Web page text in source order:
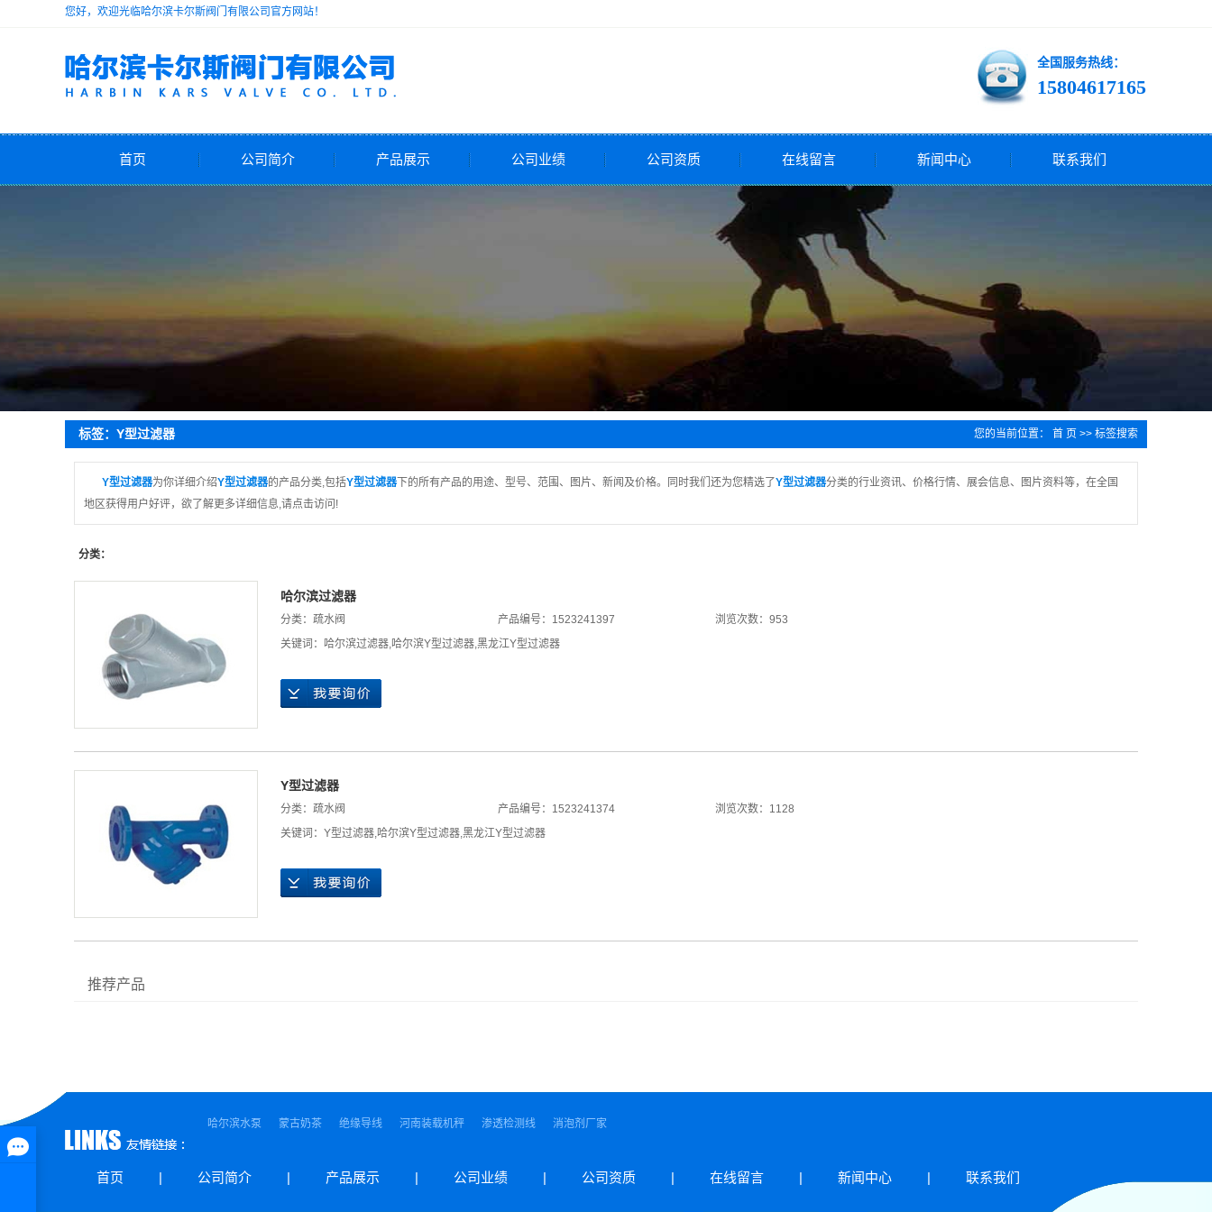
您好，欢迎光临哈尔滨卡尔斯阀门有限公司官方网站！
全国服务热线：
15804617165
首页 公司简介 产品展示
自力式调节阀
疏水阀
蝶阀
公司业绩 公司资质 在线留言 新闻中心 联系我们
标签：Y型过滤器 您的当前位置： 首 页 >> 标签搜索
Y型过滤器为你详细介绍Y型过滤器的产品分类,包括Y型过滤器 下的所有产品的用途、型号、范围、图片、新闻及价格。同时我们还为您精选了Y型过滤器分类的行业资讯、价格行情、展会信息、图片资料等，在全国
地区获得用户好评，欲了解更多详细信息,请点击访问!
分类：
哈尔滨过滤器
分类： 疏水阀 产品编号：1523241397
浏览次数：953
关键词： 哈尔滨过滤器,哈尔滨Y型过滤器,黑龙江Y型过滤器
Y型过滤器
分类： 疏水阀 产品编号：1523241374
浏览次数：1128
关键词： Y型过滤器,哈尔滨Y型过滤器,黑龙江Y型过滤器
推荐产品
哈尔滨水泵 蒙古奶茶 绝缘导线 河南装载机秤 渗透检测线 消泡剂厂家
首页 | 公司简介 | 产品展示 | 公司业绩 | 公司资质 | 在线留言 | 新闻中心 | 联系我们